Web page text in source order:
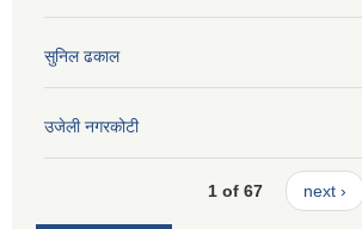
सुनिल ढकाल
उजेली नगरकोटी
1 of 67 next ›